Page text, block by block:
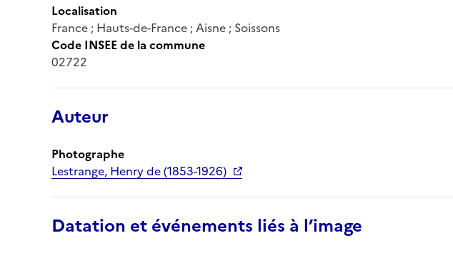
Localisation
France ; Hauts-de-France ; Aisne ; Soissons
Code INSEE de la commune
02722
Auteur
Photographe
Lestrange, Henry de (1853-1926)
Datation et événements liés à l’image